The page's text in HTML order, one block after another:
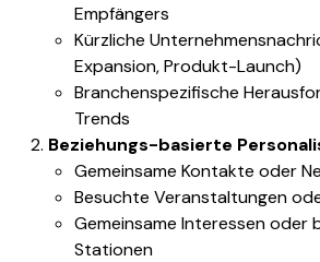
Empfängers
Kürzliche
Expansion, Produkt-Launch)
Branchenspezifische
Trends
Beziehungs-basierte
Gemeinsame Kontakte oder
Besuchte Veranstaltungen
Gemeinsame Interessen oder
Stationen